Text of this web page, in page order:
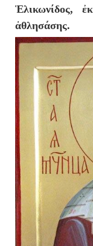
Ἑλικωνίδος,
ἀθλησάσης.